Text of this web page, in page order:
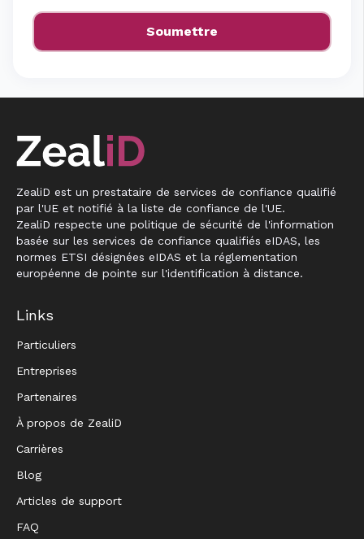
ZealiD est un prestataire de services de confiance qualifié
par l'UE et notifié à la liste de confiance de l'UE.
ZealiD respecte une politique de sécurité de l'information
basée sur les services de confiance qualifiés eIDAS, les
normes ETSI désignées eIDAS et la réglementation
européenne de pointe sur l'identification à distance.
Links
Particuliers
Entreprises
Partenaires
À propos de ZealiD
Carrières
Blog
Articles de support
FAQ